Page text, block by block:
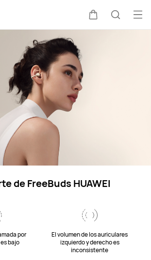
Carrito
de FreeBuds HUAWEI
por
bajo
El volumen de los auriculares
izquierdo y derecho es
inconsistente